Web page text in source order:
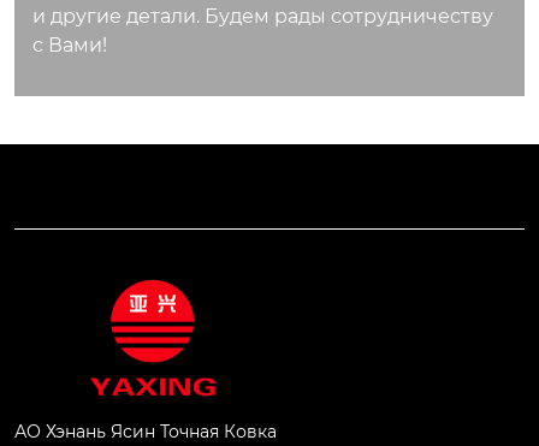
и другие детали. Будем рады сотрудничеству
с Вами!
АО Хэнань Ясин Точная Ковка